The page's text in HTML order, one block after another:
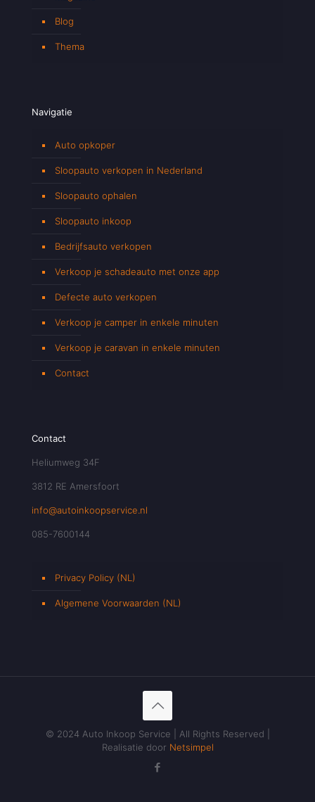
Blog
Thema
Navigatie
Auto opkoper
Sloopauto verkopen in Nederland
Sloopauto ophalen
Sloopauto inkoop
Bedrijfsauto verkopen
Verkoop je schadeauto met onze app
Defecte auto verkopen
Verkoop je camper in enkele minuten
Verkoop je caravan in enkele minuten
Contact
Contact
Heliumweg 34F
3812 RE Amersfoort
info@autoinkoopservice.nl
085-7600144
Privacy Policy (NL)
Algemene Voorwaarden (NL)
© 2024 Auto Inkoop Service | All Rights Reserved |
Realisatie door Netsimpel